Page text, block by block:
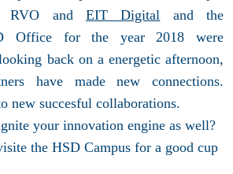
RVO and EIT Digital and the
Office for the year 2018 were
back on a energetic afternoon,
have made new connections.
new succesful collaborations.
your innovation engine as well?
the HSD Campus for a good cup